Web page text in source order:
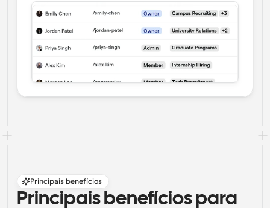
Principais benefícios
Principais benefícios para